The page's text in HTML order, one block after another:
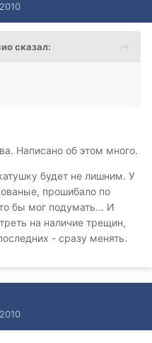
сказал:
Написано об этом много.
будет не лишним. У
прошибало по
бы мог подумать... И
на наличие трещин,
- сразу менять.